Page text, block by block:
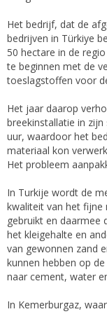
Het bedrijf, dat de
bedrijven in Türkiye
50 hectare in de
te beginnen met de
toeslagstoffen voor
Het jaar daarop
breekinstallatie in
uur, waardoor het
materiaal kon
Het probleem
In Turkije wordt de
kwaliteit van het
gebruikt en daarmee
het kleigehalte en
van gewonnen zand
kunnen hebben op
naar cement, water
In Kemerburgaz,